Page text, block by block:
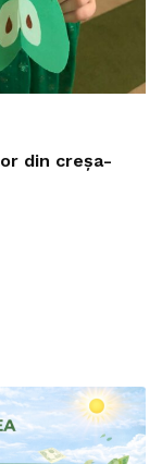
din creșa-